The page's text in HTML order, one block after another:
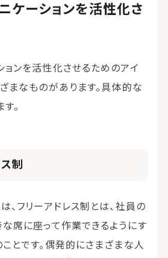
ケーションを活性化さ
ョンを活性化させるためのアイ
まなものがあります。具体的な
。
制
、フリーアドレス制とは、社員の
な席に座って作業できるようにす
とです。偶発的にさまざまな人